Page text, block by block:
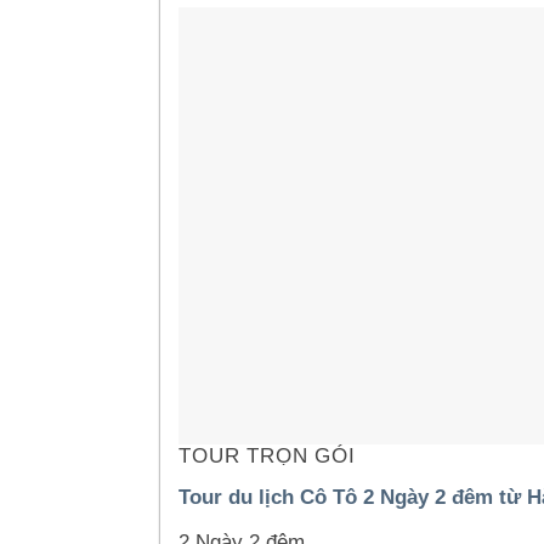
TOUR TRỌN GÓI
Tour du lịch Cô Tô 2 Ngày 2 đêm từ